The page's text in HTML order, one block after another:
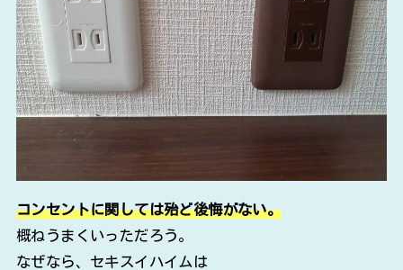
コンセントに関しては殆ど後悔がない。
概ねうまくいっただろう。
なぜなら、セキスイハイムは